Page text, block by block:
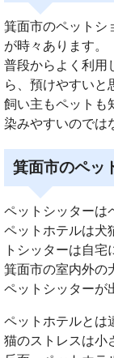
箕面市のペットシ
が時々あります。
普段からよく利用
ら、預けやすいと
飼い主もペットも
染みやすいのでは
箕面市のペッ
ペットシッターは
ペットホテルは犬
トシッターは自宅
箕面市の室内外の
ペットシッターが
ペットホテルとは
猫のストレスは小